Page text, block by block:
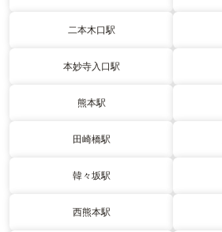
二本木口駅
本妙寺入口駅
熊本駅
田崎橋駅
韓々坂駅
西熊本駅